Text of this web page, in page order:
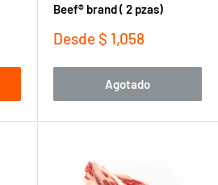
Beef® brand ( 2 pzas)
Precio
venta
Desde $ 1,058
Agotado